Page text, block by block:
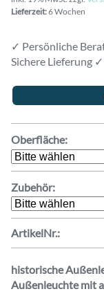
Lieferzeit:6 Wochen
✓ Persönliche
Sichere Lieferung
Oberfläche:
Zubehör:
ArtikelNr.:
historische
Außenleuchte mit